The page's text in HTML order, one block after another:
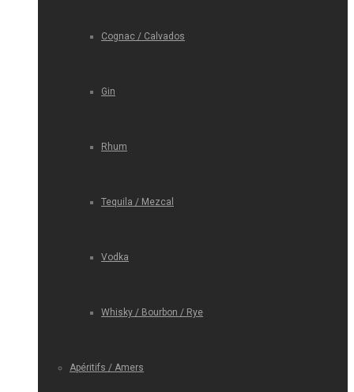
Cognac / Calvados
Gin
Rhum
Tequila / Mezcal
Vodka
Whisky / Bourbon / Rye
Apéritifs / Amers